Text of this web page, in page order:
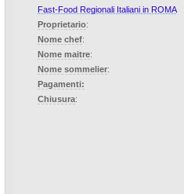
Fast-Food Regionali Italiani in ROMA
Proprietario:
Nome chef:
Nome maitre:
Nome sommelier:
Pagamenti:
Chiusura: